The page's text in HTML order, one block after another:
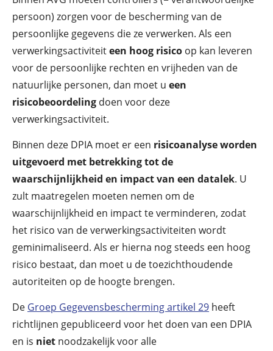
persoon) zorgen voor de bescherming van de
persoonlijke gegevens die ze verwerken. Als een
verwerkingsactiviteiteen hoog risico op kan leveren
voor de persoonlijke rechten en vrijheden van de
natuurlijke personen, dan moet u een
risicobeoordeling doen voor deze
verwerkingsactiviteit.
Binnen deze DPIA moet er een risicoanalyse worden
uitgevoerd met betrekking tot de
waarschijnlijkheid en impact van een datalek. U
zult maatregelen moeten nemen om de
waarschijnlijkheid en impact te verminderen, zodat
het risico van de verwerkingsactiviteiten wordt
geminimaliseerd. Als er hierna nog steeds een hoog
risico bestaat, dan moet u de toezichthoudende
autoriteiten op de hoogte brengen.
De Groep Gegevensbescherming artikel 29 heeft
richtlijnen gepubliceerd voor het doen van een DPIA
en is niet noodzakelijk voor alle